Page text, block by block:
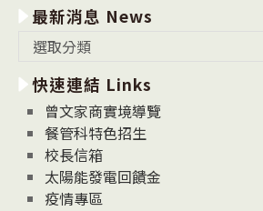
最新消息 News
消
息
News
選取分類
快速連結 Links
曾文家商實境導覽
餐管科特色招生
校長信箱
太陽能發電回饋金
疫情專區